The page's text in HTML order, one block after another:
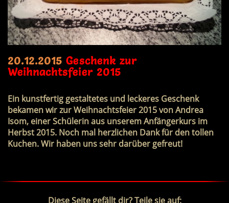
20.12.2015Geschenk zur
Weihnachtsfeier 2015
Ein kunstfertig gestaltetes und leckeres Geschenk
bekamen wir zur Weihnachtsfeier 2015 von Andrea
Isom, einer Schülerin aus unserem Anfängerkurs im
Herbst 2015. Noch mal herzlichen Dank für den tollen
Kuchen. Wir haben uns sehr darüber gefreut!
Diese Seite gefällt dir? Teile sie auf: